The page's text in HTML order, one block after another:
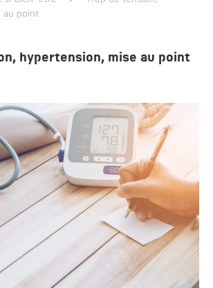
au point
hypertension, mise au point